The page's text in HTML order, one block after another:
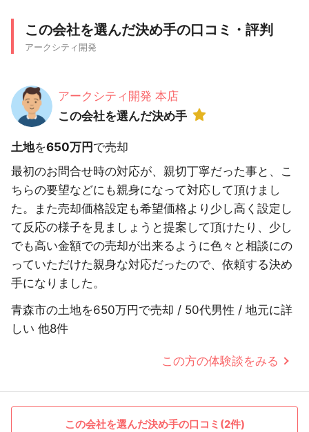
この会社を選んだ決め手の口コミ・評判
アークシティ開発
アークシティ開発 本店
この会社を選んだ決め手
土地を650万円 で売却
最初のお問合せ時の対応が、親切丁寧だった事と、こ
ちらの要望などにも親身になって対応して頂けまし
た。また売却価格設定も希望価格より少し高く設定し
て反応の様子を見ましょうと提案して頂けたり、少し
でも高い金額での売却が出来るように色々と相談にの
っていただけた親身な対応だったので、依頼する決め
手になりました。
青森市の土地を650万円で売却 / 50代男性 / 地元に詳
しい 他8件
この方の体験談をみる
この会社を選んだ決め手の口コミ(2件)